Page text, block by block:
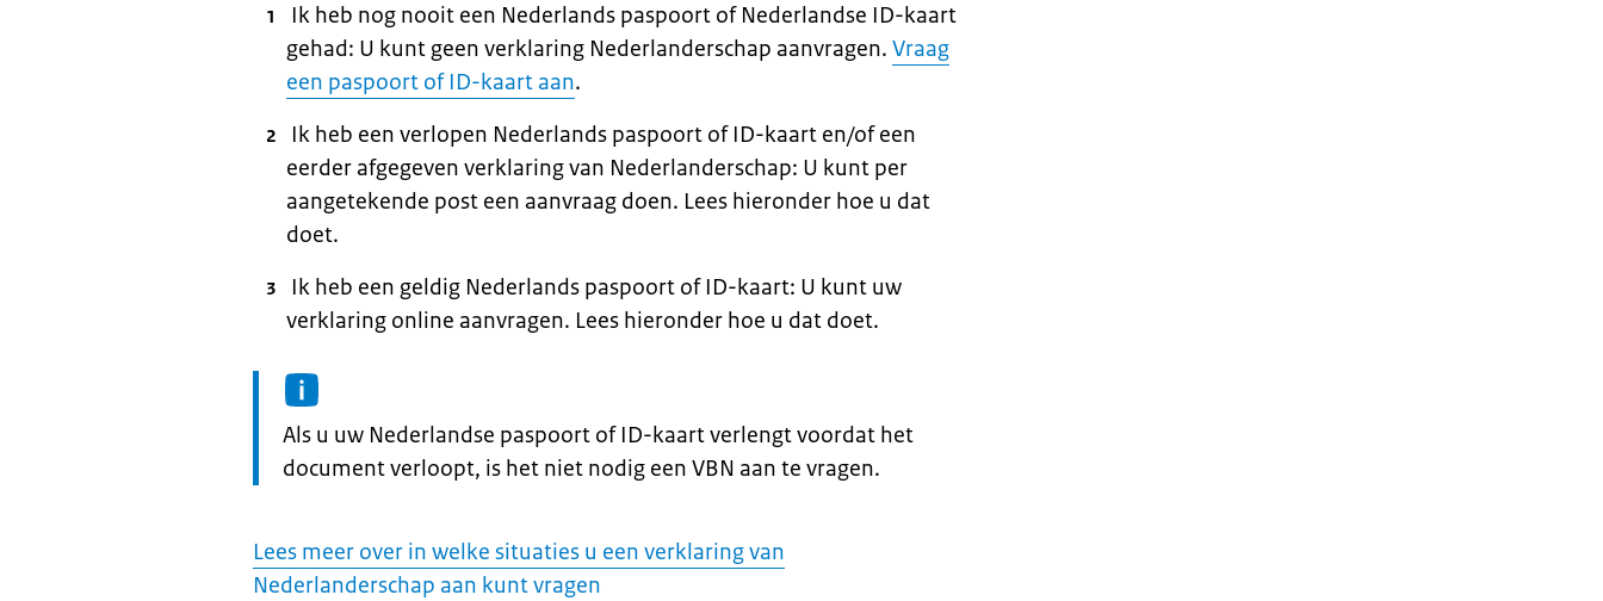
Ik heb nog nooit een Nederlands paspoort of Nederlandse ID-kaart
gehad: U kunt geen verklaring Nederlanderschap aanvragen. Vraag
een paspoort of ID-kaart aan.
Ik heb een verlopen Nederlands paspoort of ID-kaart en/of een
eerder afgegeven verklaring van Nederlanderschap: U kunt per
aangetekende post een aanvraag doen. Lees hieronder hoe u dat
doet.
Ik heb een geldig Nederlands paspoort of ID-kaart: U kunt uw
verklaring online aanvragen. Lees hieronder hoe u dat doet.
Informatie:
Als u uw Nederlandse paspoort of ID-kaart verlengt voordat het
document verloopt, is het niet nodig een VBN aan te vragen.
Lees meer over in welke situaties u een verklaring van
Nederlanderschap aan kunt vragen